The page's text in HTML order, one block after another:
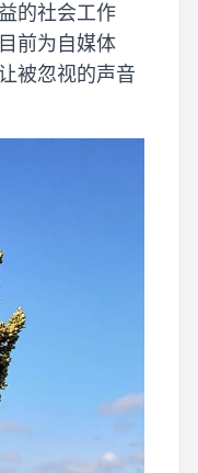
的社会工作
前为自媒体
被忽视的声音